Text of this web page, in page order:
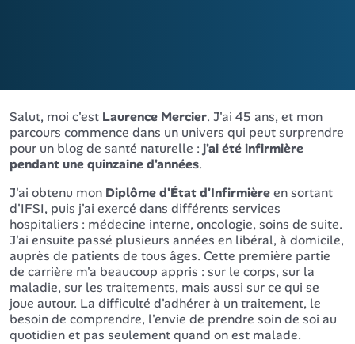
Salut, moi c'est Laurence Mercier. J'ai 45 ans, et mon
parcours commence dans un univers qui peut surprendre
pour un blog de santé naturelle : j'ai été infirmière
pendant une quinzaine d'années.
J'ai obtenu mon Diplôme d'État d'Infirmièreen sortant
d'IFSI, puis j'ai exercé dans différents services
hospitaliers : médecine interne, oncologie, soins de suite.
J'ai ensuite passé plusieurs années en libéral, à domicile,
auprès de patients de tous âges. Cette première partie
de carrière m'a beaucoup appris : sur le corps, sur la
maladie, sur les traitements, mais aussi sur ce qui se
joue autour. La difficulté d'adhérer à un traitement, le
besoin de comprendre, l'envie de prendre soin de soi au
quotidien et pas seulement quand on est malade.